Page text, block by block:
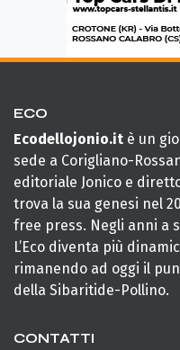
ECO
Ecodellojonio.itè un
sede a Corigliano-
editoriale Jonico e
trova la sua genesi nel
free press. Negli anni a
L’Eco diventa più
rimanendo ad oggi il